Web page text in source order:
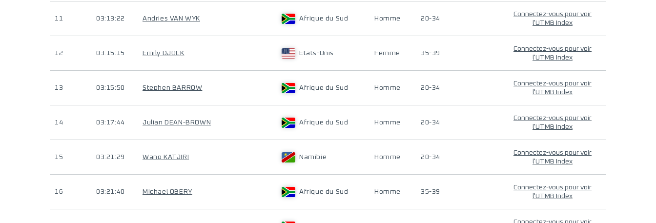
11 03:13:22 Andries VAN WYK Afrique du Sud Homme 20-34
Connectez-vous pour voir
l'UTMB Index
12 03:15:15 Emily DJOCK Etats-Unis Femme 35-39
Connectez-vous pour voir
l'UTMB Index
13 03:15:50 Stephen BARROW Afrique du Sud Homme 20-34
Connectez-vous pour voir
l'UTMB Index
14 03:17:44 Julian DEAN-BROWN Afrique du Sud Homme 20-34
Connectez-vous pour voir
l'UTMB Index
15 03:21:29 Wano KATJIRI Namibie Homme 20-34
Connectez-vous pour voir
l'UTMB Index
16 03:21:40 Michael OBERY Afrique du Sud Homme 35-39
Connectez-vous pour voir
l'UTMB Index